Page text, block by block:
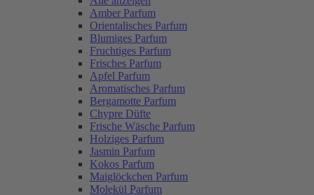
Amber Parfum
Orientalisches Parfum
Blumiges Parfum
Fruchtiges Parfum
Frisches Parfum
Apfel Parfum
Aromatisches Parfum
Bergamotte Parfum
Chypre Düfte
Frische Wäsche Parfum
Holziges Parfum
Jasmin Parfum
Kokos Parfum
Maiglöckchen Parfum
Molekül Parfum